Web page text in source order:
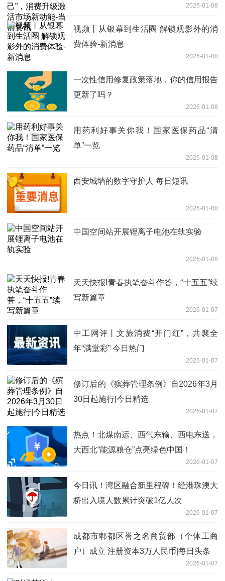
2026-01-08
视频丨从银幕到生活圈 解锁观影外的消
费体验-新消息
2026-01-08
一次性信用修复政策落地，你的信用报告
更新了吗？
2026-01-08
用药利好事关你我！国家医保药品“清
单”一览
2026-01-08
西安城墙的数字守护人 每日短讯
2026-01-08
中国空间站开展锂离子电池在轨实验
2026-01-08
天天快报!青春执笔奋斗作答，“十五五”续
写新篇章
2026-01-07
中工网评丨文旅消费“开门红”，共襄全
年“满堂彩” 今日热门
2026-01-07
修订后的《殡葬管理条例》自2026年3月
30日起施行|今日精选
2026-01-07
热点！北煤南运、西气东输、西电东送，
大西北“能源粮仓”点亮绿色中国！
2026-01-07
今日讯！湾区融合新里程碑！经港珠澳大
桥出入境人数累计突破1亿人次
2026-01-07
成都市郫都区誉之名商贸部（个体工商
户）成立 注册资本3万人民币|每日头条
2026-01-07